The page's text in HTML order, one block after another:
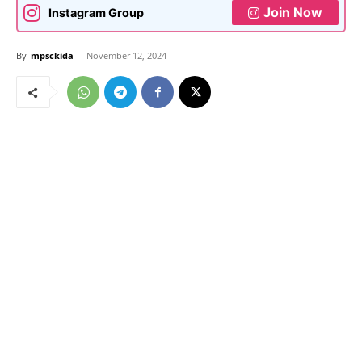
Instagram Group Join Now
By mpsckida - November 12, 2024